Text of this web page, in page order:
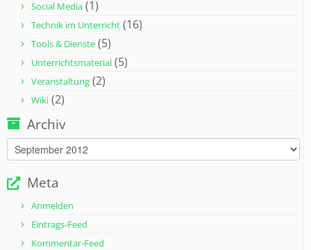
Social Media (1)
Technik im Unterricht (16)
Tools & Dienste (5)
Unterrichtsmaterial (5)
Veranstaltung (2)
Wiki (2)
Archiv
Archiv
Meta
Anmelden
Eintrags-Feed
Kommentar-Feed